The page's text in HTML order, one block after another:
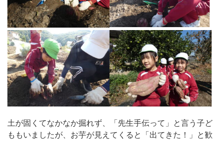
土が固くてなかなか掘れず、「先生手伝って」と言う子ど
ももいましたが、お芋が見えてくると「出てきた！」と歓